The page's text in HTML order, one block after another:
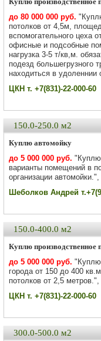
до 80 000 000 руб.
потолков от 4,5м,
вспомогательного цеха
офисные и подсобные
нагрузка 3-5 т/кв,м.
подезд большегрузного
находиться в удоленнии
ЦКН т. +7(831)-22-000-60
150.0-250.0 м2
Куплю автомойку
до 5 000 000 руб.
варианты помещений в
организации автомойки.",
Шеболков Андрей
150.0-400.0 м2
Куплю производственное
до 5 000 000 руб. "Куплю
города от 150 до 400
потолков от 2,5 метров.",
ЦКН т. +7(831)-22-000-60
300.0-500.0 м2